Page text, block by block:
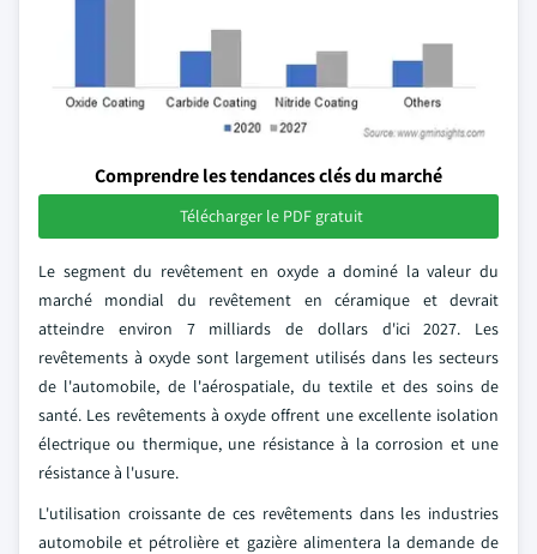
Comprendre les tendances clés du marché
Télécharger le PDF gratuit
Le segment du revêtement en oxyde a dominé la valeur du
marché mondial du revêtement en céramique et devrait
atteindre environ 7 milliards de dollars d'ici 2027. Les
revêtements à oxyde sont largement utilisés dans les secteurs
de l'automobile, de l'aérospatiale, du textile et des soins de
santé. Les revêtements à oxyde offrent une excellente isolation
électrique ou thermique, une résistance à la corrosion et une
résistance à l'usure.
L'utilisation croissante de ces revêtements dans les industries
automobile et pétrolière et gazière alimentera la demande de